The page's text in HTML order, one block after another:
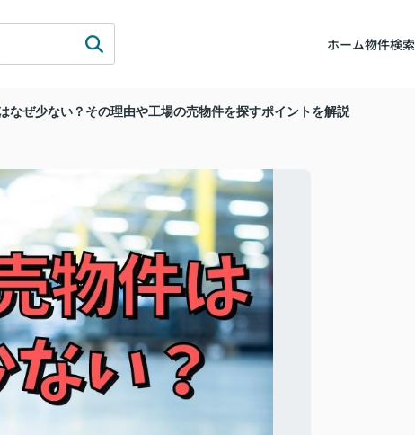
ホーム物件検索
なぜ少ない？その理由や工場の売物件を探すポイントを解説